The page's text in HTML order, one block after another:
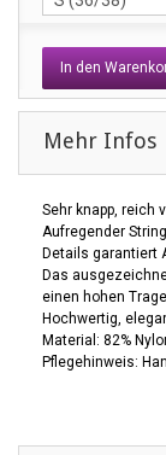
In den
Mehr Infos
Sehr knapp, reich
Aufregender
Details garantiert
Das
einen hohen
Hochwertig,
Material: 82%
Pflegehinweis: